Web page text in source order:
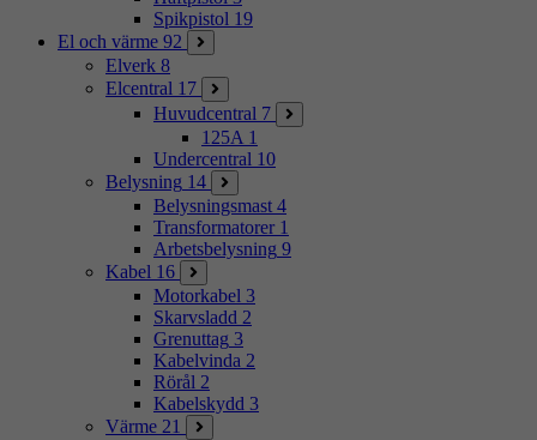
Spikpistol 19
El och värme 92
Elverk 8
Elcentral 17
Huvudcentral 7
125A 1
Undercentral 10
Belysning 14
Belysningsmast 4
Transformatorer 1
Arbetsbelysning 9
Kabel 16
Motorkabel 3
Skarvsladd 2
Grenuttag 3
Kabelvinda 2
Rörål 2
Kabelskydd 3
Värme 21